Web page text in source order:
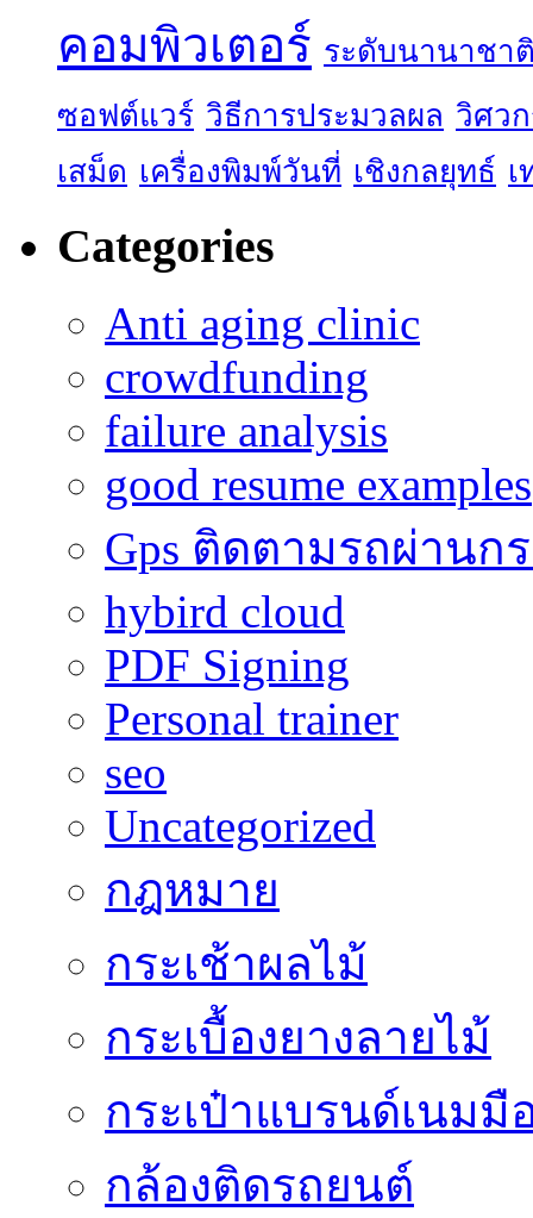
คอมพิวเตอร์ ระดับนานาชา
ซอฟต์แวร์ วิธีการประมวลผล วิศว
เสม็ด เครื่องพิมพ์วันที่ เชิงกลยุทธ์
Categories
Anti aging clinic
crowdfunding
failure analysis
good resume examples
Gps ติดตามรถผ่านก
hybird cloud
PDF Signing
Personal trainer
seo
Uncategorized
กฎหมาย
กระเช้าผลไม้
กระเบื้องยางลายไม้
กระเป๋าแบรนด์เนมมื
กล้องติดรถยนต์